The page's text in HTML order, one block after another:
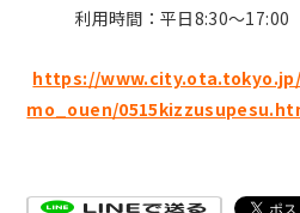
利用時間：平日8:30〜17:00
https://
mo_ouen/